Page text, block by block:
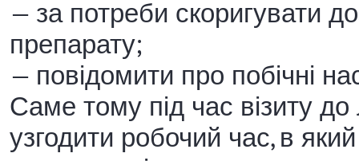
— за потреби скоригувати
препарату;
— повідомити про побічні
Саме тому під час візиту
узгодити робочий час, в